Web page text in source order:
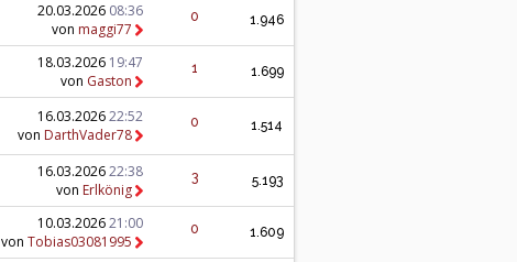
20.03.2026 08:36
von maggi77
0 1.946
18.03.2026 19:47
von Gaston
1 1.699
16.03.202622:52
von DarthVader78
0 1.514
16.03.202622:38
von Erlkönig
3 5.193
10.03.202621:00
von Tobias03081995
0 1.609